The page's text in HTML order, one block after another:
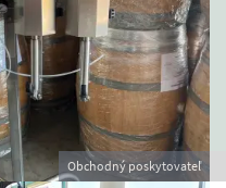
Obchodný poskytovateľ